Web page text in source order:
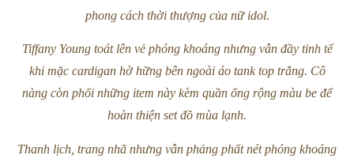
phong cách thời thượng của nữ idol.
Tiffany Young toát lên vẻ phóng khoáng nhưng vẫn đầy tinh tế
khi mặc cardigan hờ hững bên ngoài áo tank top trắng. Cô
nàng còn phối những item này kèm quần ống rộng màu be để
hoàn thiện set đồ mùa lạnh.
Thanh lịch, trang nhã nhưng vẫn phảng phất nét phóng khoáng